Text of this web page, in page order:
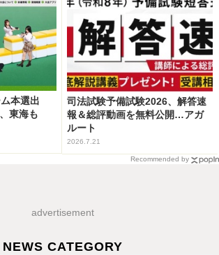
本選出
東海も
司法試験予備試験2026、解答速
報＆総評動画を無料公開…アガ
ルート
2026.7.21
Recommended by
advertisement
NEWS CATEGORY